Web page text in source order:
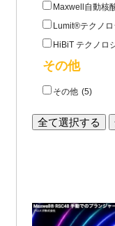
Maxwell自動核
Lumit®テクノロ
HiBiT テクノロ
その他
その他 (5)
全て選択する